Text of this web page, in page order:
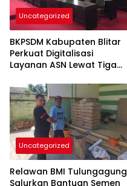
Uncategorized
BKPSDM Kabupaten Blitar
Perkuat Digitalisasi
Layanan ASN Lewat Tiga
Uncategorized
Relawan BMI Tulungagung
Salurkan Bantuan Semen